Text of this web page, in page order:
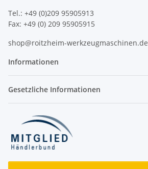
Tel.: +49 (0)209 95905913
Fax: +49 (0) 209 95905915
shop@roitzheim-werkzeugmaschinen.de
Informationen
Gesetzliche Informationen